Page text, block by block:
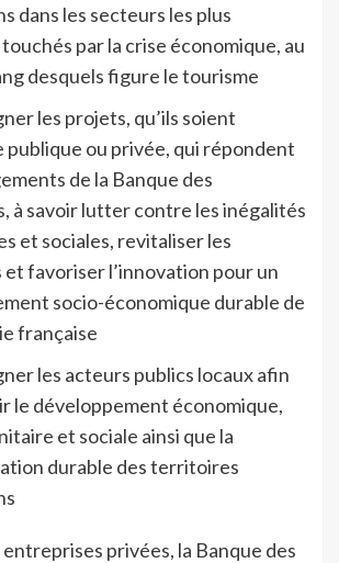
dans les secteurs les plus
par la crise économique, au
desquels figure le tourisme
les projets, qu’ils soient
publique ou privée, qui répondent
de la Banque des
à savoir lutter contre les inégalités
et sociales, revitaliser les
favoriser l’innovation pour un
socio-économique durable de
française
les acteurs publics locaux afin
le développement économique,
et sociale ainsi que la
durable des territoires
privées, la Banque des